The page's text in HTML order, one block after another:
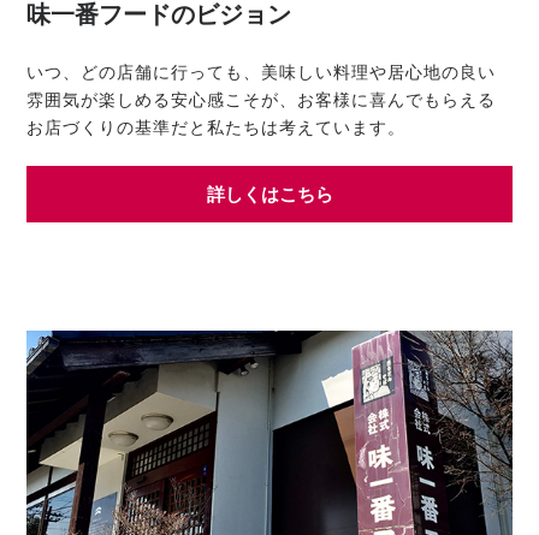
味一番フードのビジョン
いつ、どの店舗に行っても、美味しい料理や居心地の良い
雰囲気が楽しめる安心感こそが、お客様に喜んでもらえる
お店づくりの基準だと私たちは考えています。
詳しくはこちら